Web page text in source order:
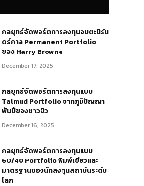
กลยุทธ์​จัดพอร์ตการลงทุนอมตะนิรัน
ดร์กาล Permanent Portfolio
ของ Harry Browne
December 17, 2025
กลยุทธ์จัดพอร์ตการลงทุนแบบ
Talmud Portfolio จากภูมิปัญญา
พันปีของชาวยิว
December 16, 2025
กลยุทธ์จัดพอร์ตการลงทุนแบบ
60/40 Portfolio พิมพ์เขียวและ
มาตรฐานของนักลงทุนสถาบันระดับ
โลก